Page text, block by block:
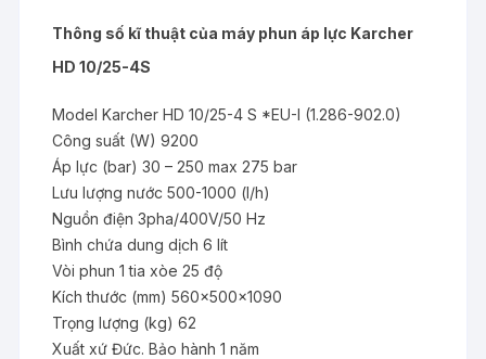
Thông số kĩ thuật của máy phun áp lực Karcher
HD 10/25-4S
Model Karcher HD 10/25-4 S *EU-I (1.286-902.0)
Công suất (W) 9200
Áp lực (bar) 30 – 250 max 275 bar
Lưu lượng nước 500-1000 (l/h)
Nguồn điện 3pha/400V/50 Hz
Bình chứa dung dịch 6 lít
Vòi phun 1 tia xòe 25 độ
Kích thước (mm) 560x500x1090
Trọng lượng (kg) 62
Xuất xứ Đức. Bảo hành 1 năm